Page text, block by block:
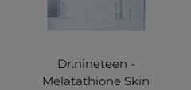
Dr.nineteen -
Melatathione Skin